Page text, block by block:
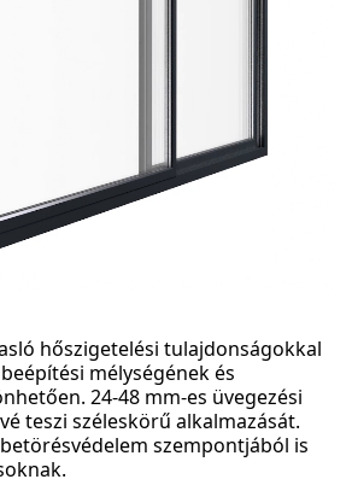
hőszigetelési tulajdonságokkal
mélységének és
24-48 mm-es üvegezési
teszi széleskörű alkalmazását.
szempontjából is